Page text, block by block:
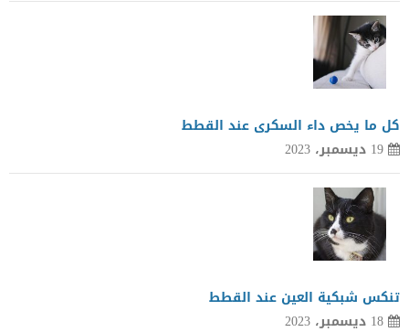
كل ما يخص داء السكرى عند القطط
19 ديسمبر، 2023
تنكس شبكية العين عند القطط
18 ديسمبر، 2023